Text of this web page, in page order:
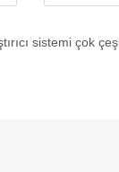
sistemi çok